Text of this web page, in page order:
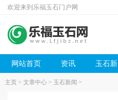
欢迎来到乐福玉石门户网
网站首页 资讯 玉石
主页 > 文章中心 > 玉石新闻 >